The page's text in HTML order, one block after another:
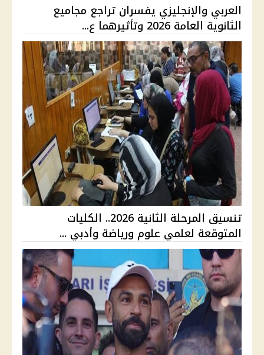
العربي والإنجليزي يفسران تراجع مجاميع
الثانوية العامة 2026 وتأثيرهما ع...
تنسيق المرحلة الثانية 2026.. الكليات
المتوقعة لعلمي علوم ورياضة وأدبي ...